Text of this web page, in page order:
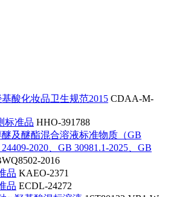
酸化妆品卫生规范2015 CDAA-M-
标准品 HHO-391788
及醚酯混合溶液标准物质（GB
2020、GB 30981.1-2025、GB
2016
品 KAEO-2371
品 ECDL-24272